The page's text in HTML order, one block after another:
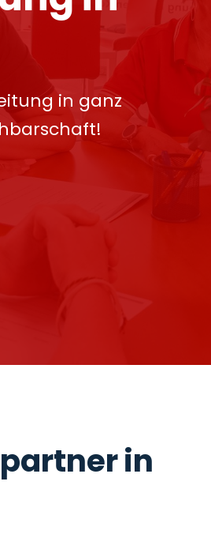
in ganz
in